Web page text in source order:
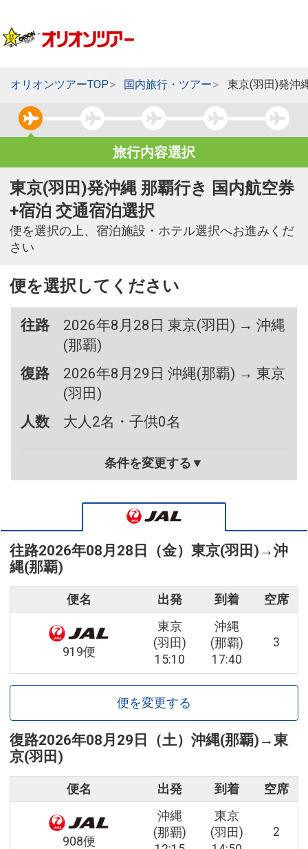
オリオンツアーTOP 国内旅行・ツアー 東京(羽田)発沖
旅行内容選択
東京(羽田)発沖縄 那覇行き 国内航空券
+宿泊 交通宿泊選択
便を選択の上、宿泊施設・ホテル選択へお進みくだ
さい
便を選択してください
往路
2026年8月28日 東京(羽田) → 沖縄
(那覇)
復路
2026年8月29日 沖縄(那覇) → 東京
(羽田)
人数
大人2名・子供0名
条件を変更する▼
往路2026年08月28日（金） 東京(羽田) →沖
縄(那覇)
便名 出発 到着 空席
919便
東京
(羽田)
15:10
沖縄
(那覇)
17:40
3
便を変更する
復路2026年08月29日（土） 沖縄(那覇) →東
京(羽田)
便名 出発 到着 空席
908便
沖縄
(那覇)
東京
(羽田)
2